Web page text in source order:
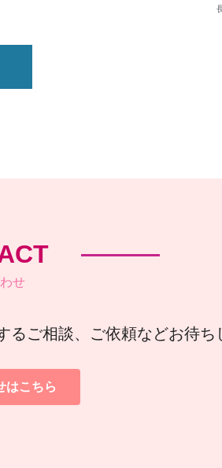
せ
ご相談、ご依頼などお待ち
はこちら